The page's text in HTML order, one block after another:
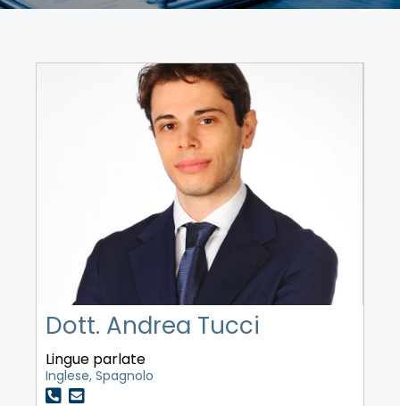
Dott. Andrea Tucci
Lingue parlate
Inglese, Spagnolo